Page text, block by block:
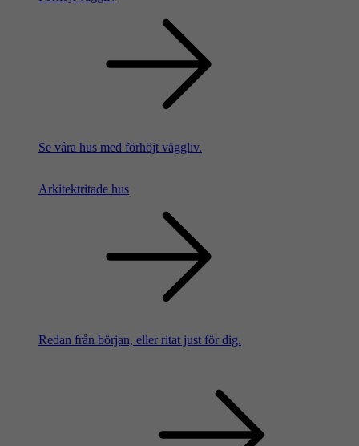
Se våra hus med förhöjt väggliv.
Arkitektritade hus
Redan från början, eller ritat just för dig.